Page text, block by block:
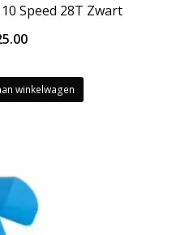
Speed 28T Zwart
winkelwagen